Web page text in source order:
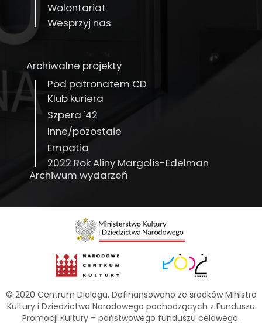
Wolontariat
Wesprzyj nas
Archiwalne projekty
Pod patronatem CD
Klub kuriera
Szpera '42
Inne/pozostałe
Empatia
2022 Rok Aliny Margolis-Edelman
Archiwum wydarzeń
© 2020 Centrum Dialogu. Dofinansowano ze środków Ministra
Kultury i Dziedzictwa Narodowego pochodzących z Funduszu
Promocji Kultury – państwowego funduszu celowego.